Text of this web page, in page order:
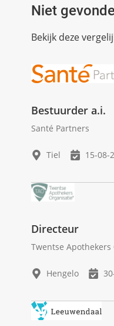
Niet
Bekijk deze
Bestuurder a.i.
Santé Partners
Tiel 15-08-
Directeur
Twentse
Hengelo